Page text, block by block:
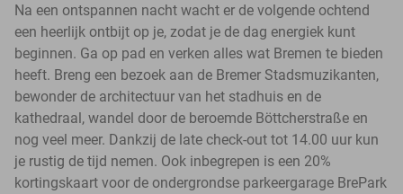
Na een ontspannen nacht wacht er de volgende ochtend
een heerlijk ontbijt op je, zodat je de dag energiek kunt
beginnen. Ga op pad en verken alles wat Bremen te bieden
heeft. Breng een bezoek aan de Bremer Stadsmuzikanten,
bewonder de architectuur van het stadhuis en de
kathedraal, wandel door de beroemde Böttcherstraße en
nog veel meer. Dankzij de late check-out tot 14.00 uur kun
je rustig de tijd nemen. Ook inbegrepen is een 20%
kortingskaart voor de ondergrondse parkeergarage BrePark